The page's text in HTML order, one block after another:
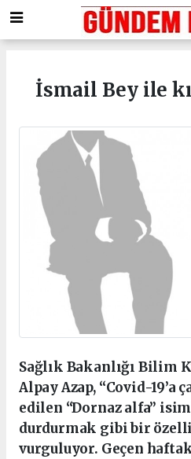
İsmail Bey ile
Sağlık Bakanlığı Bilim
Alpay Azap, “Covid-19’a
edilen “Dornaz alfa”
durdurmak gibi bir
vurguluyor. Geçen